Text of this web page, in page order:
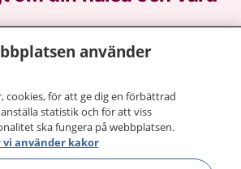
råd om hälsa och information om
mottagningar du kan kontakta.
din journal och göra dina
telefonnummer 1177 för
dygnet runt.
du vill må bättre.
använder
cookies, för att ge dig en förbättrad
statistik och för att viss
ska fungera på webbplatsen.
vi använder kakor